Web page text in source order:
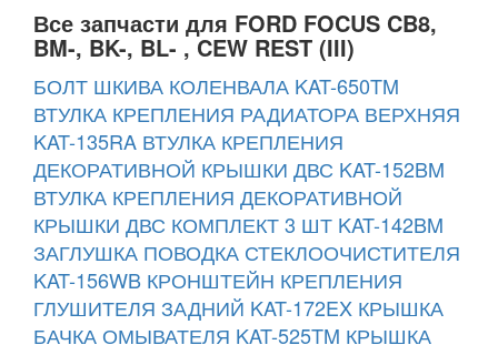
Все запчасти для FORD FOCUS CB8,
BM-, BK-, BL- , CEW REST (III)
БОЛТ ШКИВА КОЛЕНВАЛА KAT-650TM
ВТУЛКА КРЕПЛЕНИЯ РАДИАТОРА ВЕРХНЯЯ
KAT-135RA ВТУЛКА КРЕПЛЕНИЯ
ДЕКОРАТИВНОЙ КРЫШКИ ДВС KAT-152BM
ВТУЛКА КРЕПЛЕНИЯ ДЕКОРАТИВНОЙ
КРЫШКИ ДВС КОМПЛЕКТ 3 ШТ KAT-142BM
ЗАГЛУШКА ПОВОДКА СТЕКЛООЧИСТИТЕЛЯ
KAT-156WB КРОНШТЕЙН КРЕПЛЕНИЯ
ГЛУШИТЕЛЯ ЗАДНИЙ KAT-172EX КРЫШКА
БАЧКА ОМЫВАТЕЛЯ KAT-525TM КРЫШКА